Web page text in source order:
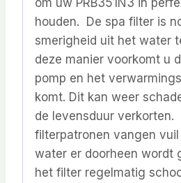
houden. De spa filter is
smerigheid uit het water
deze manier voorkomt u
pomp en het
komt. Dit kan weer
de levensduur verkorten.
filterpatronen vangen
water er doorheen wordt
het filter regelmatig